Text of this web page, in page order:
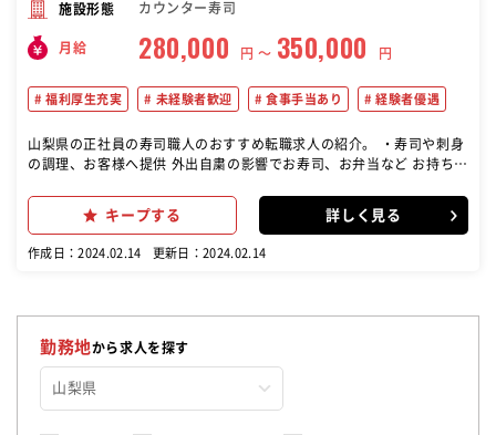
施設形態 カウンター寿司
月給 280,000 円 〜 350,000 円
福利厚生充実 未経験者歓迎 食事手当あり 経験者優遇
山梨県の正社員の寿司職人のおすすめ転職求人の紹介。 ・寿司や刺身
の調理、お客様へ提供 外出自粛の影響でお寿司、お弁当など お持ち帰
代、40代と経験年数を問わず活躍できる環境です。 ホテルや割烹、料
亭、レストランに 在職中の方など、転職時期も気軽にご相談下さい。
キープする 詳しく見る
作成日：2024.02.14 更新日：2024.02.14
勤務地から求人を探す